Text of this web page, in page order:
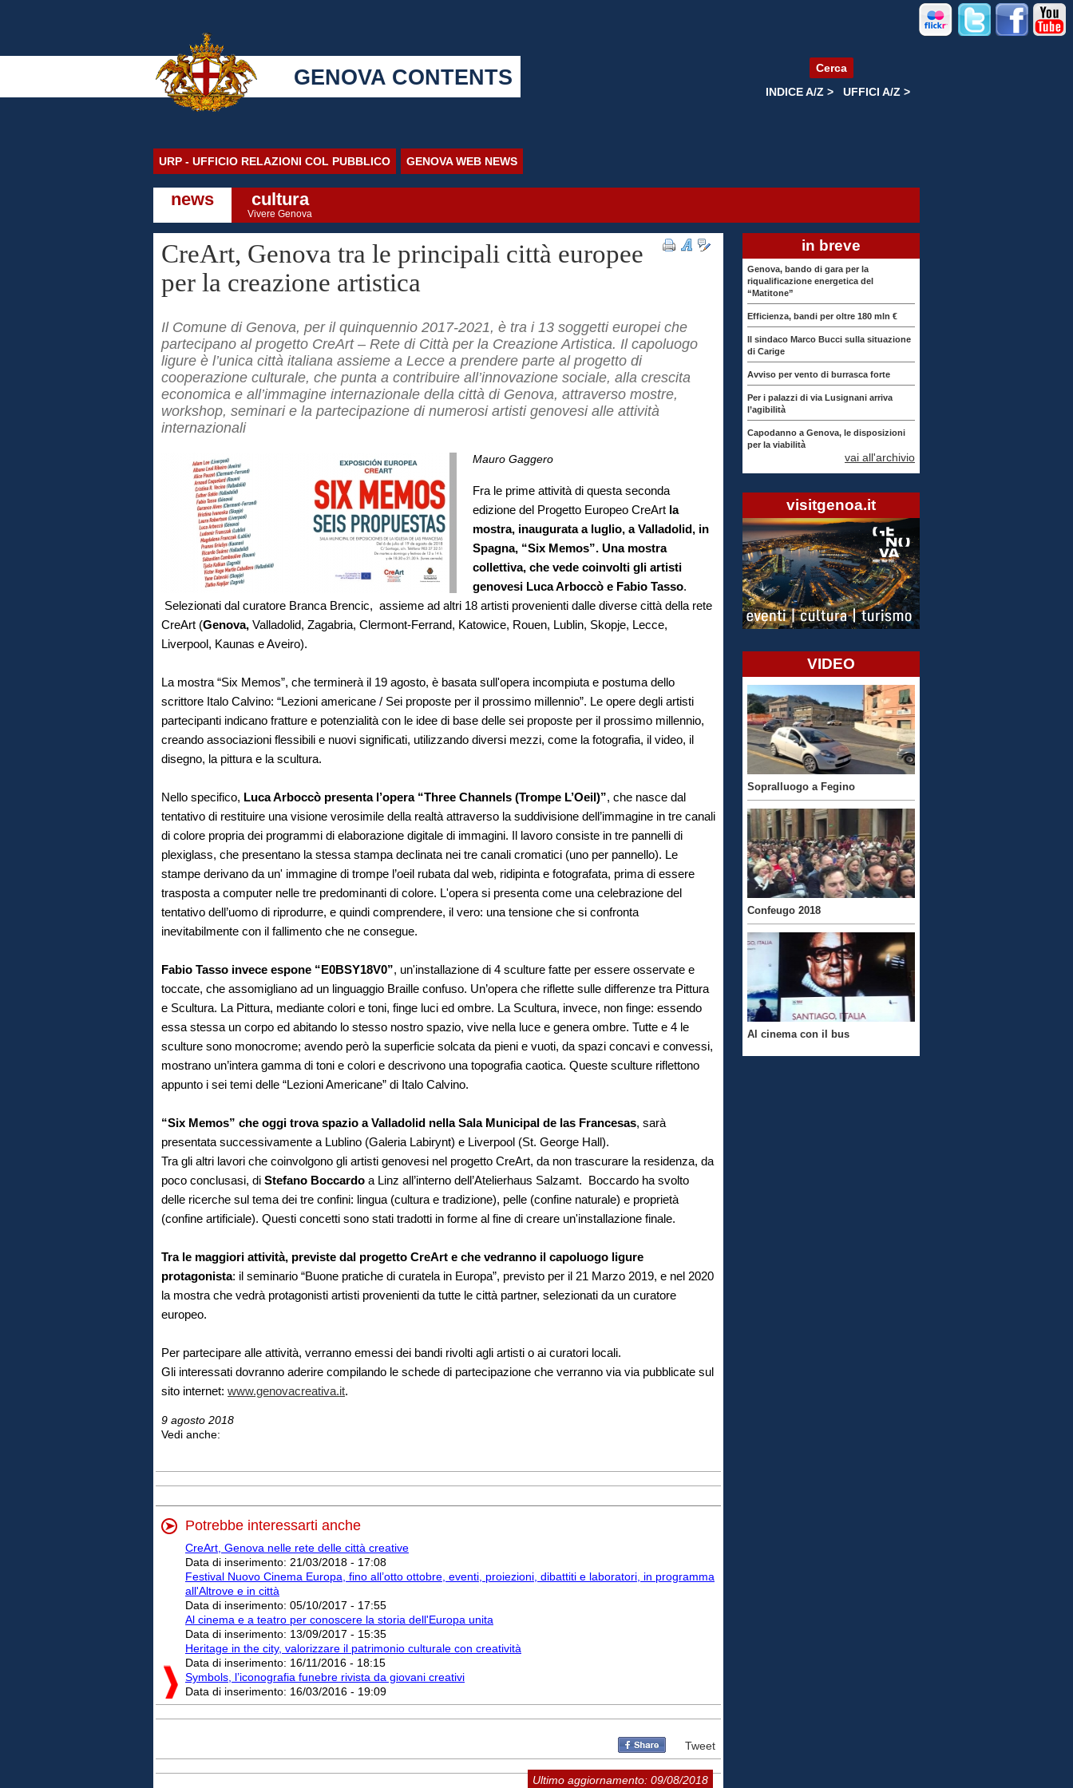
GENOVA CONTENTS
Cerca
INDICE A/Z >
UFFICI A/Z >
URP - UFFICIO RELAZIONI COL PUBBLICO GENOVA WEB NEWS
news cultura
Vivere Genova
CreArt, Genova tra le principali città europee
per la creazione artistica
Il Comune di Genova, per il quinquennio 2017-2021, è tra i 13 soggetti europei che
partecipano al progetto CreArt – Rete di Città per la Creazione Artistica. Il capoluogo
ligure è l’unica città italiana assieme a Lecce a prendere parte al progetto di
cooperazione culturale, che punta a contribuire all’innovazione sociale, alla crescita
economica e all’immagine internazionale della città di Genova, attraverso mostre,
workshop, seminari e la partecipazione di numerosi artisti genovesi alle attività
internazionali
Mauro Gaggero
Fra le prime attività di questa seconda
edizione del Progetto Europeo CreArt la
mostra, inaugurata a luglio, a Valladolid, in
Spagna, “Six Memos”. Una mostra
collettiva, che vede coinvolti gli artisti
genovesi Luca Arboccò e Fabio Tasso.
Selezionati dal curatore Branca Brencic, assieme ad altri 18 artisti provenienti dalle diverse città della rete
CreArt (Genova, Valladolid, Zagabria, Clermont-Ferrand, Katowice, Rouen, Lublin, Skopje, Lecce,
Liverpool, Kaunas e Aveiro).
La mostra “Six Memos”, che terminerà il 19 agosto, è basata sull'opera incompiuta e postuma dello
scrittore Italo Calvino: “Lezioni americane / Sei proposte per il prossimo millennio”. Le opere degli artisti
partecipanti indicano fratture e potenzialità con le idee di base delle sei proposte per il prossimo millennio,
creando associazioni flessibili e nuovi significati, utilizzando diversi mezzi, come la fotografia, il video, il
disegno, la pittura e la scultura.
Nello specifico, Luca Arboccò presenta l’opera “Three Channels (Trompe L’Oeil)”, che nasce dal
tentativo di restituire una visione verosimile della realtà attraverso la suddivisione dell’immagine in tre canali
di colore propria dei programmi di elaborazione digitale di immagini. Il lavoro consiste in tre pannelli di
plexiglass, che presentano la stessa stampa declinata nei tre canali cromatici (uno per pannello). Le
stampe derivano da un' immagine di trompe l’oeil rubata dal web, ridipinta e fotografata, prima di essere
trasposta a computer nelle tre predominanti di colore. L'opera si presenta come una celebrazione del
tentativo dell’uomo di riprodurre, e quindi comprendere, il vero: una tensione che si confronta
inevitabilmente con il fallimento che ne consegue.
Fabio Tasso invece espone “E0BSY18V0”, un'installazione di 4 sculture fatte per essere osservate e
toccate, che assomigliano ad un linguaggio Braille confuso. Un’opera che riflette sulle differenze tra Pittura
e Scultura. La Pittura, mediante colori e toni, finge luci ed ombre. La Scultura, invece, non finge: essendo
essa stessa un corpo ed abitando lo stesso nostro spazio, vive nella luce e genera ombre. Tutte e 4 le
sculture sono monocrome; avendo però la superficie solcata da pieni e vuoti, da spazi concavi e convessi,
mostrano un’intera gamma di toni e colori e descrivono una topografia caotica. Queste sculture riflettono
appunto i sei temi delle “Lezioni Americane” di Italo Calvino.
“Six Memos” che oggi trova spazio a Valladolid nella Sala Municipal de las Francesas, sarà
presentata successivamente a Lublino (Galeria Labirynt) e Liverpool (St. George Hall).
Tra gli altri lavori che coinvolgono gli artisti genovesi nel progetto CreArt, da non trascurare la residenza, da
poco conclusasi, di Stefano Boccardo a Linz all’interno dell’Atelierhaus Salzamt. Boccardo ha svolto
delle ricerche sul tema dei tre confini: lingua (cultura e tradizione), pelle (confine naturale) e proprietà
(confine artificiale). Questi concetti sono stati tradotti in forme al fine di creare un'installazione finale.
Tra le maggiori attività, previste dal progetto CreArt e che vedranno il capoluogo ligure
protagonista: il seminario “Buone pratiche di curatela in Europa”, previsto per il 21 Marzo 2019, e nel 2020
la mostra che vedrà protagonisti artisti provenienti da tutte le città partner, selezionati da un curatore
europeo.
Per partecipare alle attività, verranno emessi dei bandi rivolti agli artisti o ai curatori locali.
Gli interessati dovranno aderire compilando le schede di partecipazione che verranno via via pubblicate sul
sito internet: www.genovacreativa.it.
9 agosto 2018
Vedi anche:
Potrebbe interessarti anche
CreArt, Genova nelle rete delle città creative
Data di inserimento: 21/03/2018 - 17:08
Festival Nuovo Cinema Europa, fino all’otto ottobre, eventi, proiezioni, dibattiti e laboratori, in programma
all'Altrove e in città
Data di inserimento: 05/10/2017 - 17:55
Al cinema e a teatro per conoscere la storia dell'Europa unita
Data di inserimento: 13/09/2017 - 15:35
Heritage in the city, valorizzare il patrimonio culturale con creatività
Data di inserimento: 16/11/2016 - 18:15
Symbols, l’iconografia funebre rivista da giovani creativi
Data di inserimento: 16/03/2016 - 19:09
Tweet
Ultimo aggiornamento: 09/08/2018
in breve
Genova, bando di gara per la
riqualificazione energetica del
“Matitone”
Efficienza, bandi per oltre 180 mln €
Il sindaco Marco Bucci sulla situazione
di Carige
Avviso per vento di burrasca forte
Per i palazzi di via Lusignani arriva
l’agibilità
Capodanno a Genova, le disposizioni
per la viabilità
vai all'archivio
visitgenoa.it
VIDEO
Sopralluogo a Fegino
Confeugo 2018
Al cinema con il bus